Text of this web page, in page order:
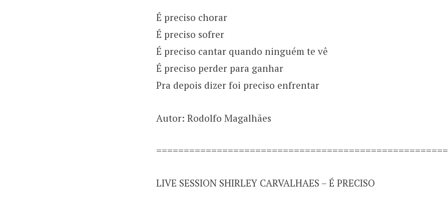
É preciso chorar
É preciso sofrer
É preciso cantar quando ninguém te vê
É preciso perder para ganhar
Pra depois dizer foi preciso enfrentar
Autor: Rodolfo Magalhães
=====================================================
LIVE SESSION SHIRLEY CARVALHAES – É PRECISO